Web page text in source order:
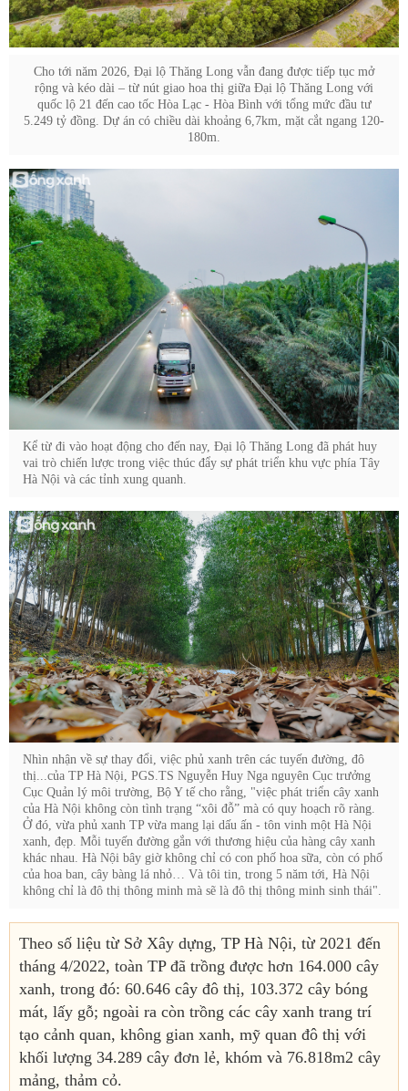
Cho tới năm 2026, Đại lộ Thăng Long vẫn đang được tiếp tục mở
rộng và kéo dài – từ nút giao hoa thị giữa Đại lộ Thăng Long với
quốc lộ 21 đến cao tốc Hòa Lạc - Hòa Bình với tổng mức đầu tư
5.249 tỷ đồng. Dự án có chiều dài khoảng 6,7km, mặt cắt ngang 120-
180m.
Kể từ đi vào hoạt động cho đến nay, Đại lộ Thăng Long đã phát huy
vai trò chiến lược trong việc thúc đẩy sự phát triển khu vực phía Tây
Hà Nội và các tỉnh xung quanh.
Nhìn nhận về sự thay đổi, việc phủ xanh trên các tuyến đường, đô
thị...của TP Hà Nội, PGS.TS Nguyễn Huy Nga nguyên Cục trưởng
Cục Quản lý môi trường, Bộ Y tế cho rằng, "việc phát triển cây xanh
của Hà Nội không còn tình trạng “xôi đỗ” mà có quy hoạch rõ ràng.
Ở đó, vừa phủ xanh TP vừa mang lại dấu ấn - tôn vinh một Hà Nội
xanh, đẹp. Mỗi tuyến đường gắn với thương hiệu của hàng cây xanh
khác nhau. Hà Nội bây giờ không chỉ có con phố hoa sữa, còn có phố
của hoa ban, cây bàng lá nhỏ… Và tôi tin, trong 5 năm tới, Hà Nội
không chỉ là đô thị thông minh mà sẽ là đô thị thông minh sinh thái".
Theo số liệu từ Sở Xây dựng, TP Hà Nội, từ 2021 đến
tháng 4/2022, toàn TP đã trồng được hơn 164.000 cây
xanh, trong đó: 60.646 cây đô thị, 103.372 cây bóng
mát, lấy gỗ; ngoài ra còn trồng các cây xanh trang trí
tạo cảnh quan, không gian xanh, mỹ quan đô thị với
khối lượng 34.289 cây đơn lẻ, khóm và 76.818m2 cây
mảng, thảm cỏ.